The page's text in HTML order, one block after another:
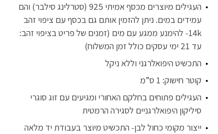
העגילים מיוצרים מכסף אמיתי 925 (סטרלינג סילבר) והם
עמידים במים. ניתן להזמין אותם גם בכסף עם ציפוי זהב
14k- להימנע ממגע עם מים (זמנים של פריט בציפוי זהב:
עד 21 ימי עסקים כולל זמן המשלוח)
התכשיט היפואלרגני וללא ניקל
קוטר חישוק: 1 ס”מ
העגילים פתוחים בחלקם האחורי ומגיעים עם זוג סוגרי
סיליקון היפואלרגניים לסגירה הרמטית
ייצור מקומי כחול לבן- התכשיט מיוצר בעבודת יד מלאה